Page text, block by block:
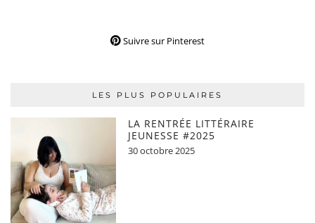
Suivre sur Pinterest
LES PLUS POPULAIRES
LA RENTRÉE LITTÉRAIRE
JEUNESSE #2025
30 octobre 2025